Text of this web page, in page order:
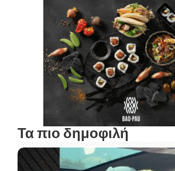
Τα πιο δημοφιλή